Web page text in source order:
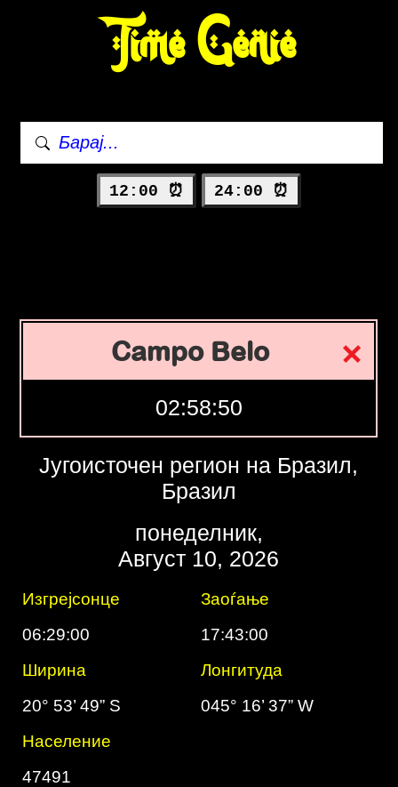
Time Genie
12:00 ⏰ 24:00 ⏰
Campo Belo
02:58:51
Југоисточен регион на Бразил,
Бразил
понеделник,
Август 10, 2026
Изгрејсонце
Заоѓање
06:29:00
17:43:00
Ширина
Лонгитуда
20° 53’ 49” S
045° 16’ 37” W
Население
47491